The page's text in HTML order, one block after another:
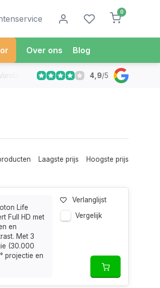
0
Over ons Blog
besteldMorgen in Huis*
4,9/5
Laagste prijs Hoogste prijs
Life
Full HD met
en
Met 3
(30.000
projectie en
Verlanglijst
Vergelijk